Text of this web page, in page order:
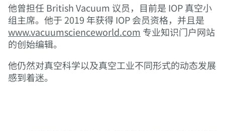
他曾担任 British Vacuum 议员，目前是 IOP 真空小
组主席。他于 2019 年获得 IOP 会员资格，并且是
www.vacuumscienceworld.com 专业知识门户网站
的创始编辑。
他仍然对真空科学以及真空工业不同形式的动态发展
感到着迷。